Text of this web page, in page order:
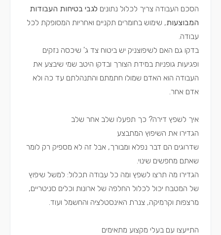
הסכם העבודה צריך לכלול נתונים לגבי בטיחות העבודות
המבוצעות, שימוש בחומרים תקניים ואחריות המסופקת לכל
עבודה.
בדקו גם האם לשיפוצניק יש ביטוח צד ג' שיכסה נזקים
ופגיעות גופניות במידת הצורך ובדקו היטב שמי שיבצע את
העבודה הוא האדם שמולו חתמתם והתנהלתם עד כה ולא
אדם אחר.
איך לשפץ דירה? כך תפעלו שלב אחר שלב
הגדירו את השיפוץ המתבצע
שדרוגים הם דבר נפלא ומבורך, אבל זה לא מספיק רק לומר
שאתם מחפשים שינוי.
הגדירו מה תרצו לשפץ ומה כל עבודה תכלול: למשל שיפוץ
של המטבח יכול לכלול החלפה של ארונות וכלים סניטריים,
מרצפות וקרמיקה, צנרת האינסטלציה והחשמל ועוד.
התייעצו עם בעלי מקצוע מתאימים